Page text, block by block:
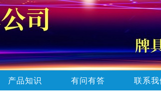
产品知识 有问有答 联系我